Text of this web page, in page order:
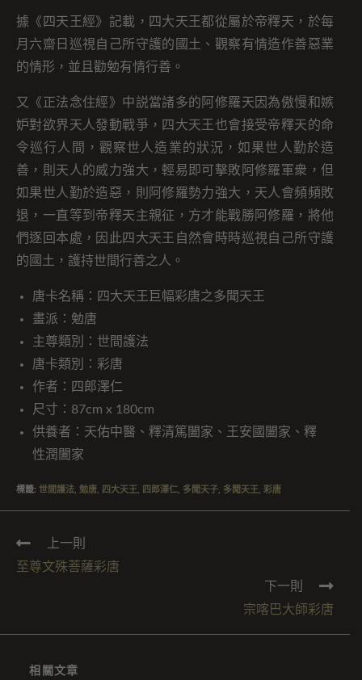
據《四天王經》記載，四大天王都從屬於帝釋天，於每
月六齋日巡視自己所守護的國土、觀察有情造作善惡業
的情形，並且勸勉有情行善。
又《正法念住經》中説當諸多的阿修羅天因為傲慢和嫉
妒對欲界天人發動戰爭，四大天王也會接受帝釋天的命
令巡行人間，觀察世人造業的狀況，如果世人勤於造
善，則天人的威力強大，輕易即可擊敗阿修羅軍衆，但
如果世人勤於造惡，則阿修羅勢力強大，天人會頻頻敗
退，一直等到帝釋天主親征，方才能戰勝阿修羅，將他
們逐回本處，因此四大天王自然會時時巡視自己所守護
的國土，護持世間行善之人。
唐卡名稱：四大天王巨幅彩唐之多聞天王
畫派：勉唐
主尊類別：世間護法
唐卡類別：彩唐
作者：四郎澤仁
尺寸：87cm x 180cm
供養者：天佑中醫、釋清篤闔家、王安國闔家、釋
性潤闔家
標籤: 世間護法 勉唐 四大天王 四郎澤仁 多聞天子 多聞天王 彩唐
上一則
至尊文殊菩薩彩唐
下一則
宗喀巴大師彩唐
相關文章